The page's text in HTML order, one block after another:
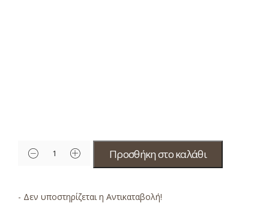
Προσθήκη στο καλάθι
- Δεν υποστηρίζεται η Αντικαταβολή!